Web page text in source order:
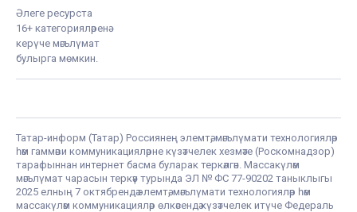
Әлеге ресурста
16+ категорияләренә
керүче мәгълүмат
булырга мөмкин.
Татар-информ (Татар) Россиянең элемтә, мәгълүмати технологияләр
һәм гаммәви коммуникацияләрне күзәтчелек хезмәте (Роскомнадзор)
тарафыннан интернет басма буларак теркәлгән. Массакүләм
мәгълүмат чарасын теркәү турында ЭЛ № ФС 77-90202 таныклыгы
2025 елның 7 октябрендә элемтә, мәгълүмати технологияләр һәм
массакүләм коммуникацияләр өлкәсендә күзәтчелек итүче Федераль